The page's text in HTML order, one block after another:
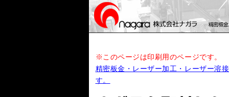
※このページは印刷用のページです。
精密板金・レーザー加工・レーザー溶
す。